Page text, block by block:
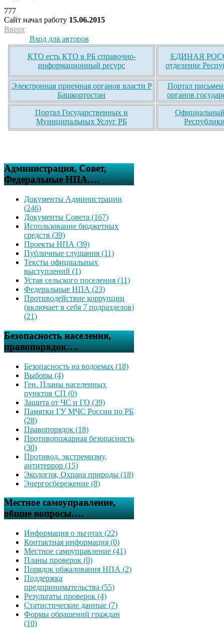
777
Сайт начал работу 15.06.2015
Вверх
Вход для авторов
КТО есть КТО в РБ справочно-
информационный ресурс
ЕДИНАЯ
отделение
Электронная приемная органов власти Р
Башкортостан
Портал
органов
Портал Государственных и
Муниципальных Услуг РБ
Официальный
Администрация, Совет,
Федеральные НПА….
Документы Администрации
(246)
Документы Совета (167)
Использование бюджетных
средств (39)
Проекты НПА (39)
Публичные слушания (11)
Тексты официальных
выступлений (1)
Устав сельского поселения (11)
Федеральные НПА (23)
Противодействие коррупции
(включает в себя 7 подразделов)
(21)
Безопасность населения,
правопорядок….
Безопасность на водоемах (18)
Выборы (4)
Ген. Планы населенных
пунктов СП (0)
Защита от ЧС и ГО (39)
Памятки ГУ МЧС России по РБ
(28)
Правопорядок (18)
Противопожарная безопасность
(30)
Противод. экстремизму,
антитеррор (15)
Экология, Охрана природы (18)
Энергосбережение (8)
Местное самоуправление,
общие вопросы….
Информация о льготах (22)
Контактная информация (0)
Местное самоуправление (41)
Планы проверок (0)
Порядок обжалования НПА (2)
Поддержка
предпринимательства (55)
Результаты проверок (4)
Статистические данные (7)
Формы обращений граждан
(10)